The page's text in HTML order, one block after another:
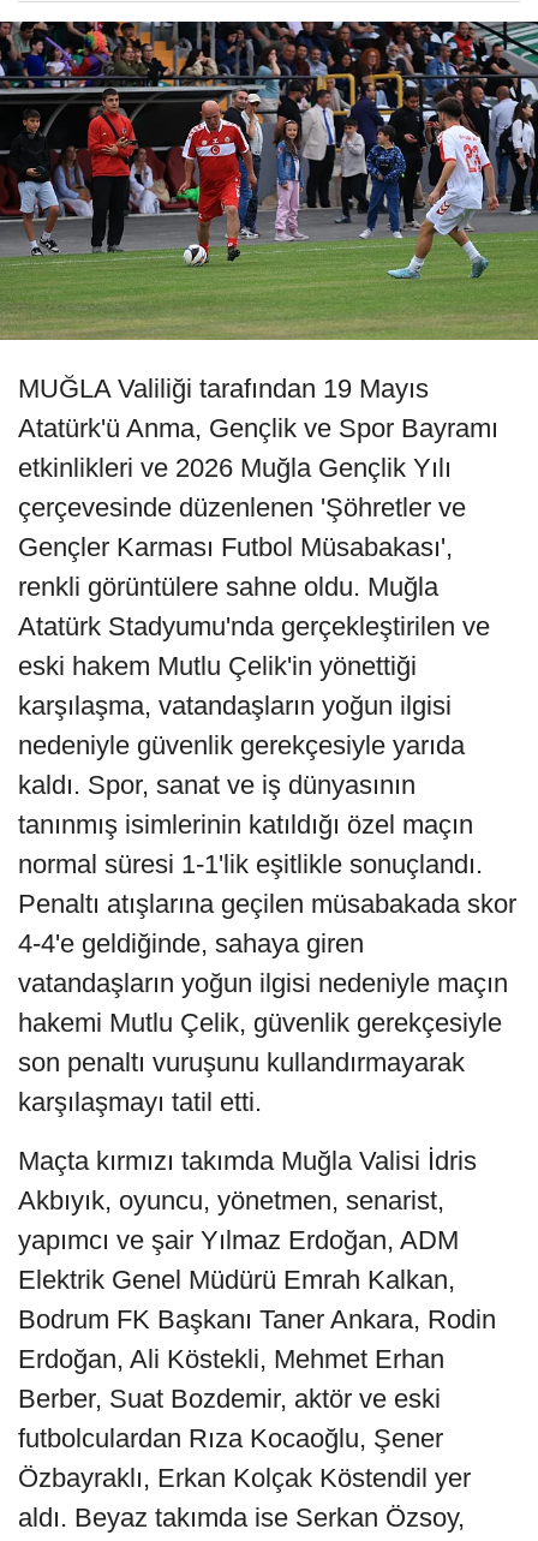
MUĞLA Valiliği tarafından 19 Mayıs
Atatürk'ü Anma, Gençlik ve Spor Bayramı
etkinlikleri ve 2026 Muğla Gençlik Yılı
çerçevesinde düzenlenen 'Şöhretler ve
Gençler Karması Futbol Müsabakası',
renkli görüntülere sahne oldu. Muğla
Atatürk Stadyumu'nda gerçekleştirilen ve
eski hakem Mutlu Çelik'in yönettiği
karşılaşma, vatandaşların yoğun ilgisi
nedeniyle güvenlik gerekçesiyle yarıda
kaldı. Spor, sanat ve iş dünyasının
tanınmış isimlerinin katıldığı özel maçın
normal süresi 1-1'lik eşitlikle sonuçlandı.
Penaltı atışlarına geçilen müsabakada skor
4-4'e geldiğinde, sahaya giren
vatandaşların yoğun ilgisi nedeniyle maçın
hakemi Mutlu Çelik, güvenlik gerekçesiyle
son penaltı vuruşunu kullandırmayarak
karşılaşmayı tatil etti.
Maçta kırmızı takımda Muğla Valisi İdris
Akbıyık, oyuncu, yönetmen, senarist,
yapımcı ve şair Yılmaz Erdoğan, ADM
Elektrik Genel Müdürü Emrah Kalkan,
Bodrum FK Başkanı Taner Ankara, Rodin
Erdoğan, Ali Köstekli, Mehmet Erhan
Berber, Suat Bozdemir, aktör ve eski
futbolculardan Rıza Kocaoğlu, Şener
Özbayraklı, Erkan Kolçak Köstendil yer
aldı. Beyaz takımda ise Serkan Özsoy,